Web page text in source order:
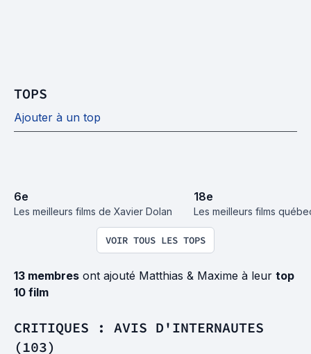
TOPS
Ajouter à un top
6e
Les meilleurs films de Xavier Dolan
18e
Les meilleurs films
VOIR TOUS LES TOPS
13 membres ont ajouté Matthias & Maxime à leur top
10 film
CRITIQUES : AVIS D'INTERNAUTES
(103)